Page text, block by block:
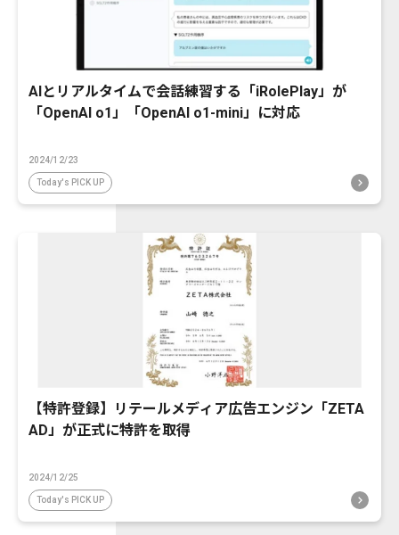
AIとリアルタイムで会話練習する「iRolePlay」が
「OpenAI o1」「OpenAI o1-mini」に対応
2024/12/23
Today's PICK UP
【特許登録】リテールメディア広告エンジン「ZETA
AD」が正式に特許を取得
2024/12/25
Today's PICK UP